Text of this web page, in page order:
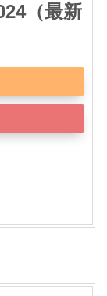
（最新